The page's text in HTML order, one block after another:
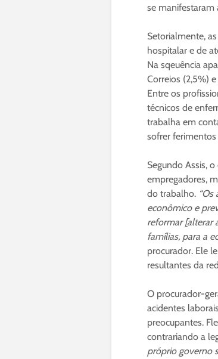
se manifestaram
Setorialmente,
hospitalar e de
Na sqeuência
Correios (2,5%)
Entre os
técnicos de
trabalha em
sofrer ferimentos
Segundo Assis,
empregadores,
do trabalho.
econômico e
reformar [alterar
famílias, para a
procurador. Ele
resultantes da
O procurador-
acidentes
preocupantes.
contrariando a
próprio governo